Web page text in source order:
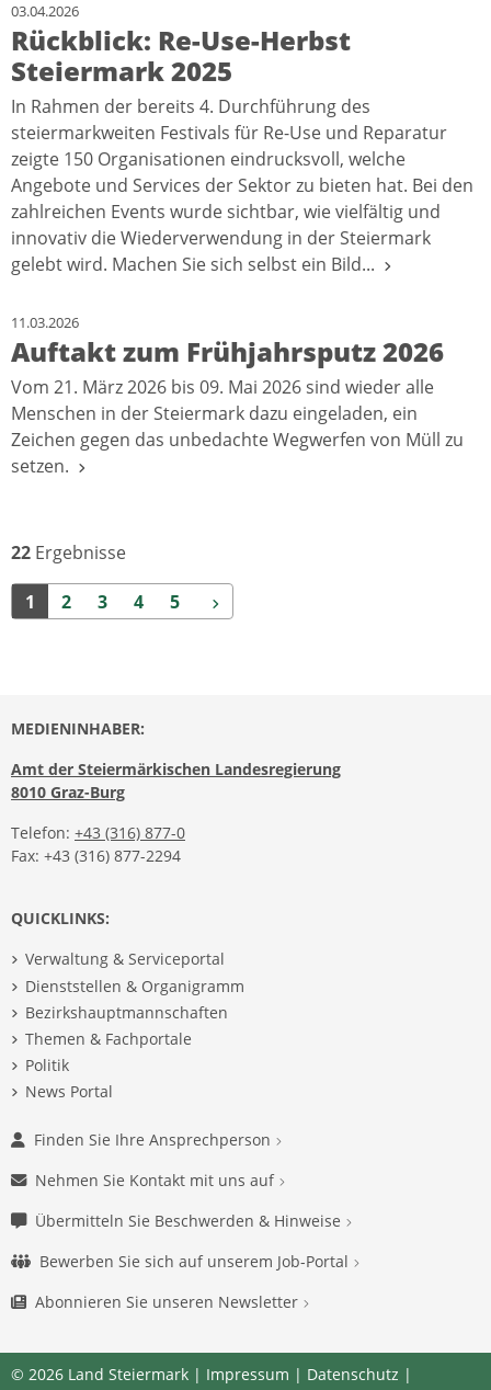
03.04.2026
Rückblick: Re-Use-Herbst
Steiermark 2025
In Rahmen der bereits 4. Durchführung des
steiermarkweiten Festivals für Re-Use und Reparatur
zeigte 150 Organisationen eindrucksvoll, welche
Angebote und Services der Sektor zu bieten hat. Bei den
zahlreichen Events wurde sichtbar, wie vielfältig und
innovativ die Wiederverwendung in der Steiermark
gelebt wird. Machen Sie sich selbst ein Bild...
11.03.2026
Auftakt zum Frühjahrsputz 2026
Vom 21. März 2026 bis 09. Mai 2026 sind wieder alle
Menschen in der Steiermark dazu eingeladen, ein
Zeichen gegen das unbedachte Wegwerfen von Müll zu
setzen.
22 Ergebnisse
1 2 3 4 5 Weiter
MEDIENINHABER:
Amt der Steiermärkischen Landesregierung
8010 Graz-Burg
Telefon: +43 (316) 877-0
Fax: +43 (316) 877-2294
QUICKLINKS:
Verwaltung & Serviceportal
Dienststellen & Organigramm
Bezirkshauptmannschaften
Themen & Fachportale
Politik
News Portal
Finden Sie Ihre Ansprechperson
Nehmen Sie Kontakt mit uns auf
Übermitteln Sie Beschwerden & Hinweise
Bewerben Sie sich auf unserem Job-Portal
Abonnieren Sie unseren Newsletter
© 2026 Land Steiermark | Impressum | Datenschutz |